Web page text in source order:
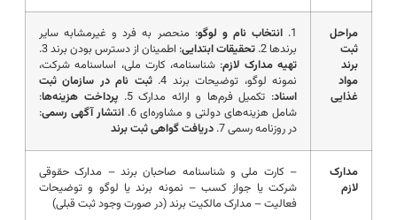
مراحل
ثبت
برند
مواد
غذایی
1. انتخاب نام و لوگو: منحصر به فرد و غیرمشابه سایر
برندها 2.
تحقیقات ابتدایی: اطمینان از دسترس بودن برند 3.
تهیه مدارک لازم: شناسنامه، کارت ملی، اساسنامه شرکت،
نمونه لوگو، توضیحات برند 4.
ثبت نام در سازمان ثبت
اسناد: تکمیل فرم‌ها و ارائه مدارک 5. پرداخت هزینه‌ها:
شامل هزینه‌های دولتی و مشاوره‌ای 6.
انتشار آگهی رسمی:
در روزنامه رسمی 7.
دریافت گواهی ثبت برند
مدارک
لازم
– کارت ملی و شناسنامه صاحبان برند – مدارک حقوقی
شرکت یا جواز کسب – نمونه برند یا لوگو و توضیحات
فعالیت – مدارک مالکیت برند (در صورت وجود ثبت قبلی)